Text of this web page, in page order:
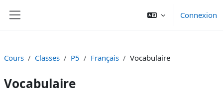
Connexion
Cours Classes P5 Français Vocabulaire
Vocabulaire